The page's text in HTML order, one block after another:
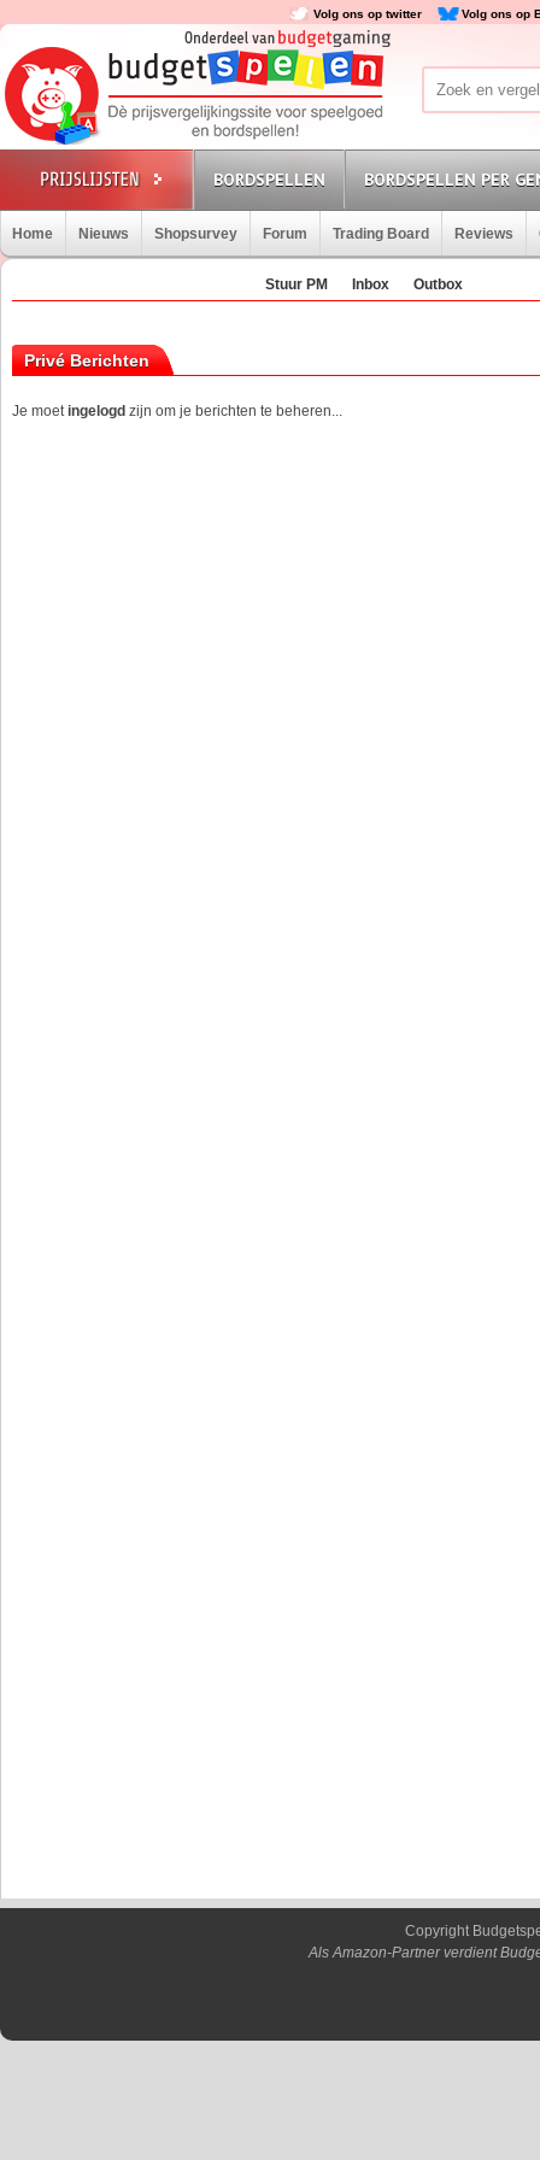
Volg ons op twitter Volg ons op
BORDSPELLEN BORDSPELLEN PER
Home Nieuws Shopsurvey Forum Trading Board Reviews
Stuur PM Inbox Outbox
Privé Berichten
Je moetingelogd zijn om je berichten te beheren...
Copyright
Als Amazon-Partner verdient